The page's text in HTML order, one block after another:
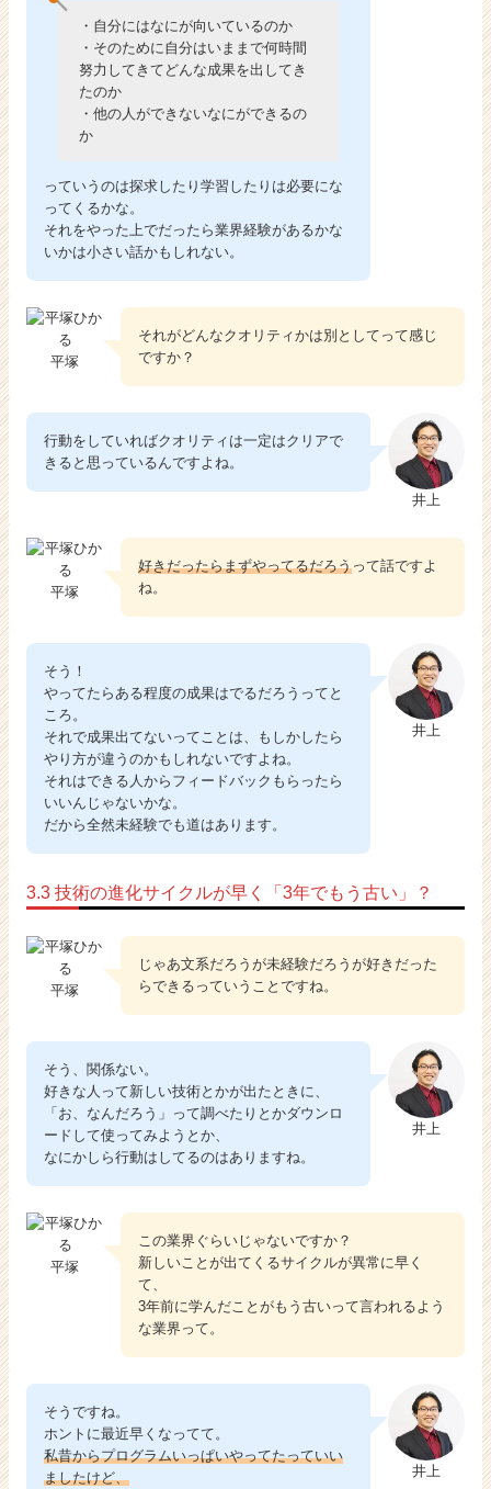
・自分にはなにが向いているのか
・そのために自分はいままで何時間
努力してきてどんな成果を出してき
たのか
・他の人ができないなにができるの
か
っていうのは探求したり学習したりは必要にな
ってくるかな。
それをやった上でだったら業界経験があるかな
いかは小さい話かもしれない。
平塚
それがどんなクオリティかは別としてって感じ
ですか？
井上
行動をしていればクオリティは一定はクリアで
きると思っているんですよね。
平塚
好きだったらまずやってるだろうって話ですよ
ね。
井上
そう！
やってたらある程度の成果はでるだろうってと
ころ。
それで成果出てないってことは、もしかしたら
やり方が違うのかもしれないですよね。
それはできる人からフィードバックもらったら
いいんじゃないかな。
だから全然未経験でも道はあります。
3.3 技術の進化サイクルが早く「3年でもう古い」？
平塚
じゃあ文系だろうが未経験だろうが好きだった
らできるっていうことですね。
井上
そう、関係ない。
好きな人って新しい技術とかが出たときに、
「お、なんだろう」って調べたりとかダウンロ
ードして使ってみようとか、
なにかしら行動はしてるのはありますね。
平塚
この業界ぐらいじゃないですか？
新しいことが出てくるサイクルが異常に早く
て、
3年前に学んだことがもう古いって言われるよう
な業界って。
井上
そうですね。
ホントに最近早くなってて。
私昔からプログラムいっぱいやってたっていい
ましたけど、